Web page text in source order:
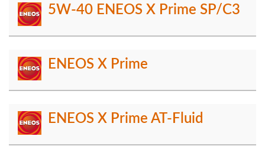
5W-40 ENEOS X Prime SP/C3
ENEOS X Prime
ENEOS X Prime AT-Fluid